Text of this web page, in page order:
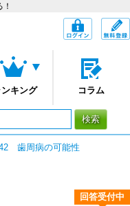
ンキング コラム
ログイン
検索
歯周病の可能性
回答受付中